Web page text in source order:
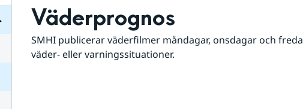
Väderprognos
SMHI publicerar väderfilmer måndagar, onsdagar och
väder- eller varningssituationer.